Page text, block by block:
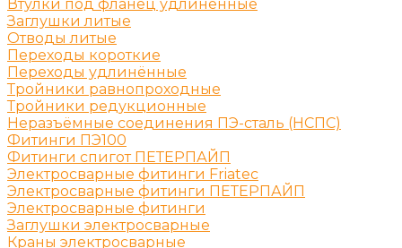
Втулки под фланец удлинённые
Заглушки литые
Отводы литые
Переходы короткие
Переходы удлинённые
Тройники равнопроходные
Тройники редукционные
Неразъёмные соединения ПЭ-сталь (НСПС)
Фитинги ПЭ100
Фитинги спигот ПЕТЕРПАЙП
Электросварные фитинги Friatec
Электросварные фитинги ПЕТЕРПАЙП
Электросварные фитинги
Заглушки электросварные
Краны электросварные